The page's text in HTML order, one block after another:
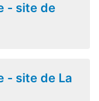
- site de
- site de La